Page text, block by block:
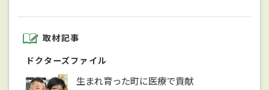
取材記事
ドクターズファイル
生まれ育った町に医療で貢献